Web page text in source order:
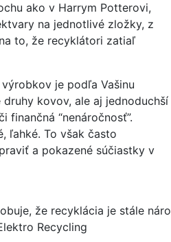
ako v Harrym Potterovi,
na jednotlivé zložky, z
to, že recyklátori zatiaľ
je podľa Vašinu
kovov, ale aj jednoduchší
finančná “nenáročnosť”.
ľahké. To však často
a pokazené súčiastky v
že recyklácia je stále
Recycling